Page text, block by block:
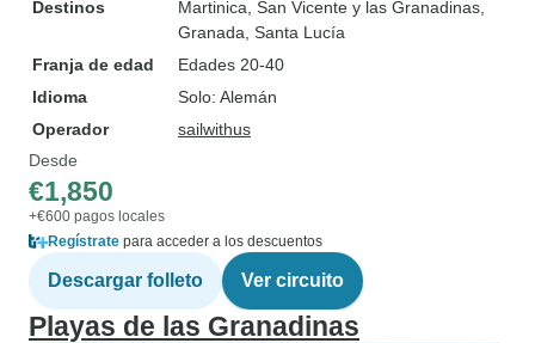
Destinos Martinica , San Vicente y las Granadinas
Granada , Santa Lucía
Franja de edad
Edades 20-40
Idioma
Solo: Alemán
Operador
sailwithus
Desde
€1,850
+€600 pagos locales
Regístrate para acceder a los descuentos
Descargar folleto Ver circuito
Playas de las Granadinas